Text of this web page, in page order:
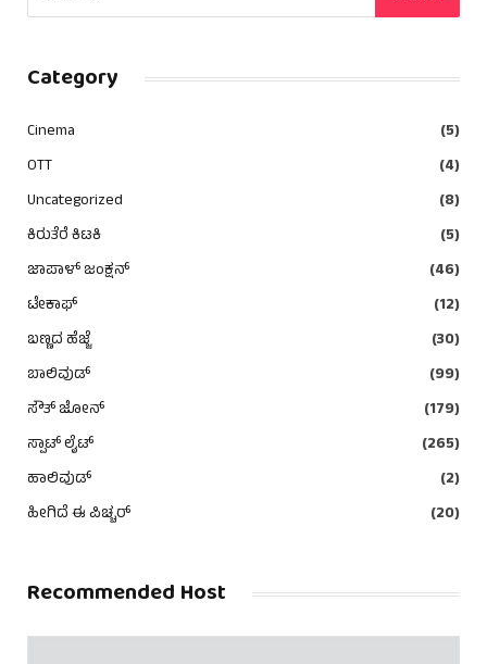
Category
Cinema
(5)
OTT
(4)
Uncategorized
(8)
ಕಿರುತೆರೆ ಕಿಟಕಿ
(5)
ಜಾಪಾಳ್ ಜಂಕ್ಷನ್
(46)
ಟೇಕಾಫ್
(12)
ಬಣ್ಣದ ಹೆಜ್ಜೆ
(30)
ಬಾಲಿವುಡ್
(99)
ಸೌತ್ ಜೋನ್
(179)
ಸ್ಪಾಟ್ ಲೈಟ್
(265)
ಹಾಲಿವುಡ್
(2)
ಹೀಗಿದೆ ಈ ಪಿಚ್ಚರ್
(20)
Recommended Host